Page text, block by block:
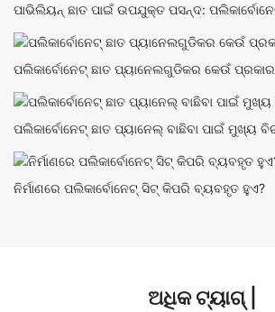
ପାଭିଲିୟନ୍ ଛାତ ପାଇଁ ଉପଯୁକ୍ତ ପସନ୍ଦ:
ପଲିକାର୍ବୋନେଟ୍ ଛାତ ପ୍ୟାନେଲଗୁଡିକର କେଉଁ
ପଲିକାର୍ବୋନେଟ୍ ଛାତ ପ୍ୟାନେଲ୍ ବାଛିବା ପାଇଁ ମୁଖ୍ୟ
ନିର୍ମାଣରେ ପଲିକାର୍ବୋନେଟ୍ ସିଟ୍ କିପରି ବ୍ୟବହୃତ ହୁଏ?
ଅଧିକ ଟ୍ୟାଗ୍ |